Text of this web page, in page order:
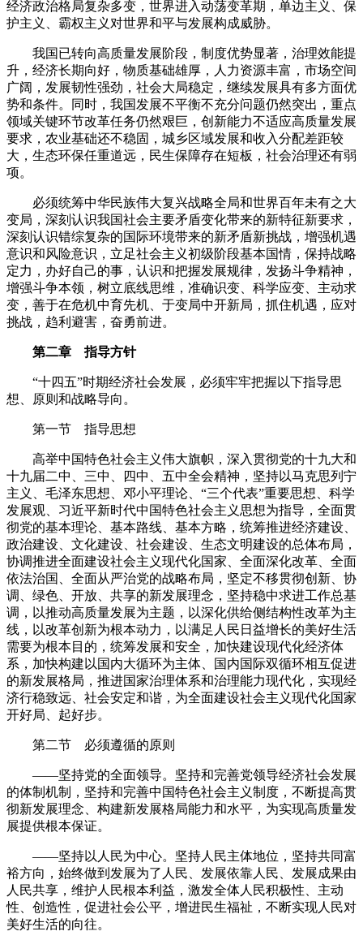
经济政治格局复杂多变，世界进入动荡变革期，单边主义、保
护主义、霸权主义对世界和平与发展构成威胁。
我国已转向高质量发展阶段，制度优势显著，治理效能提
升，经济长期向好，物质基础雄厚，人力资源丰富，市场空间
广阔，发展韧性强劲，社会大局稳定，继续发展具有多方面优
势和条件。同时，我国发展不平衡不充分问题仍然突出，重点
领域关键环节改革任务仍然艰巨，创新能力不适应高质量发展
要求，农业基础还不稳固，城乡区域发展和收入分配差距较
大，生态环保任重道远，民生保障存在短板，社会治理还有弱
项。
必须统筹中华民族伟大复兴战略全局和世界百年未有之大
变局，深刻认识我国社会主要矛盾变化带来的新特征新要求，
深刻认识错综复杂的国际环境带来的新矛盾新挑战，增强机遇
意识和风险意识，立足社会主义初级阶段基本国情，保持战略
定力，办好自己的事，认识和把握发展规律，发扬斗争精神，
增强斗争本领，树立底线思维，准确识变、科学应变、主动求
变，善于在危机中育先机、于变局中开新局，抓住机遇，应对
挑战，趋利避害，奋勇前进。
第二章 指导方针
“十四五”时期经济社会发展，必须牢牢把握以下指导思
想、原则和战略导向。
第一节 指导思想
高举中国特色社会主义伟大旗帜，深入贯彻党的十九大和
十九届二中、三中、四中、五中全会精神，坚持以马克思列宁
主义、毛泽东思想、邓小平理论、“三个代表”重要思想、科学
发展观、习近平新时代中国特色社会主义思想为指导，全面贯
彻党的基本理论、基本路线、基本方略，统筹推进经济建设、
政治建设、文化建设、社会建设、生态文明建设的总体布局，
协调推进全面建设社会主义现代化国家、全面深化改革、全面
依法治国、全面从严治党的战略布局，坚定不移贯彻创新、协
调、绿色、开放、共享的新发展理念，坚持稳中求进工作总基
调，以推动高质量发展为主题，以深化供给侧结构性改革为主
线，以改革创新为根本动力，以满足人民日益增长的美好生活
需要为根本目的，统筹发展和安全，加快建设现代化经济体
系，加快构建以国内大循环为主体、国内国际双循环相互促进
的新发展格局，推进国家治理体系和治理能力现代化，实现经
济行稳致远、社会安定和谐，为全面建设社会主义现代化国家
开好局、起好步。
第二节 必须遵循的原则
——坚持党的全面领导。坚持和完善党领导经济社会发展
的体制机制，坚持和完善中国特色社会主义制度，不断提高贯
彻新发展理念、构建新发展格局能力和水平，为实现高质量发
展提供根本保证。
——坚持以人民为中心。坚持人民主体地位，坚持共同富
裕方向，始终做到发展为了人民、发展依靠人民、发展成果由
人民共享，维护人民根本利益，激发全体人民积极性、主动
性、创造性，促进社会公平，增进民生福祉，不断实现人民对
美好生活的向往。